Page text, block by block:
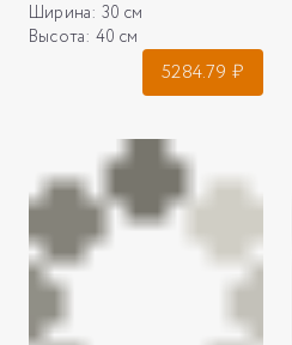
Ширина: 30 см
Высота: 40 см
5284.79 ₽